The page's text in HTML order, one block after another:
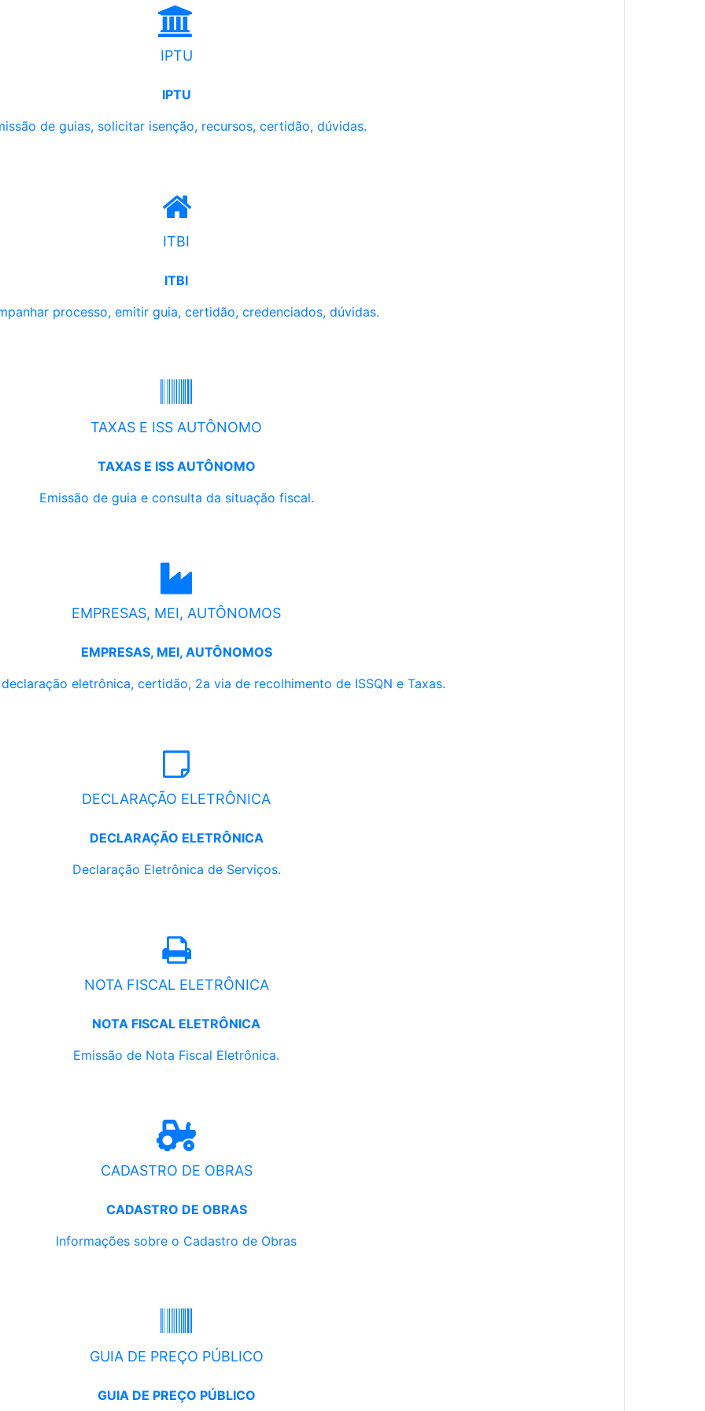
IPTU
IPTU
de guias, solicitar isenção, recursos, certidão, dúvidas.
ITBI
ITBI
processo, emitir guia, certidão, credenciados, dúvidas.
TAXAS E ISS AUTÔNOMO
TAXAS E ISS AUTÔNOMO
Emissão de guia e consulta da situação fiscal.
EMPRESAS, MEI, AUTÔNOMOS
EMPRESAS, MEI, AUTÔNOMOS
eletrônica, certidão, 2a via de recolhimento de ISSQN e Taxas.
DECLARAÇÃO ELETRÔNICA
DECLARAÇÃO ELETRÔNICA
Declaração Eletrônica de Serviços.
NOTA FISCAL ELETRÔNICA
NOTA FISCAL ELETRÔNICA
Emissão de Nota Fiscal Eletrônica.
CADASTRO DE OBRAS
CADASTRO DE OBRAS
Informações sobre o Cadastro de Obras
GUIA DE PREÇO PÚBLICO
GUIA DE PREÇO PÚBLICO